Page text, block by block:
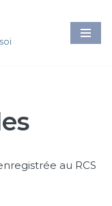
au RCS